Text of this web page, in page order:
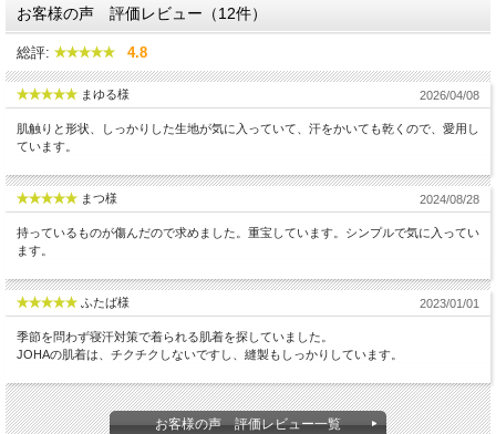
お客様の声 評価レビュー（12件）
総評: 4.8
まゆる様 2026/04/08
肌触りと形状、しっかりした生地が気に入っていて、汗をかいても乾くので、愛用し
ています。
まつ様 2024/08/28
持っているものが傷んだので求めました。重宝しています。シンプルで気に入ってい
ます。
ふたば様 2023/01/01
季節を問わず寝汗対策で着られる肌着を探していました。
JOHAの肌着は、チクチクしないですし、縫製もしっかりしています。
お客様の声 評価レビュー一覧